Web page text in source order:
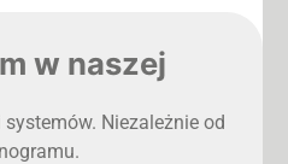
w naszej
Niezależnie od